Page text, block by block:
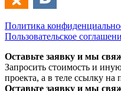
Политика
Пользовательское
Оставьте заявку и мы
Запросить стоимость и
проекта, а в теле ссылку на
Оставьте заявку и мы